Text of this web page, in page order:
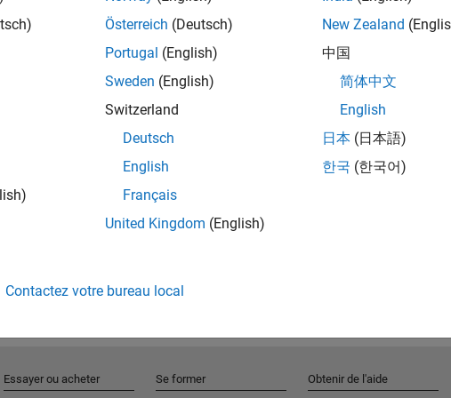
Rejoignez notre
Recevez des alertes pour des
personnalisées, des articles et
l'entreprise.
Österreich (Deutsch)
Portugal (English)
Sweden (English)
Switzerland
Deutsch
English
Français
United Kingdom (English)
New Zealand
中国
简体中文
English
日本 (日本語)
한국 (한국어)
Contactez votre bureau local
Essayer ou acheter Se former Obtenir de l'aide